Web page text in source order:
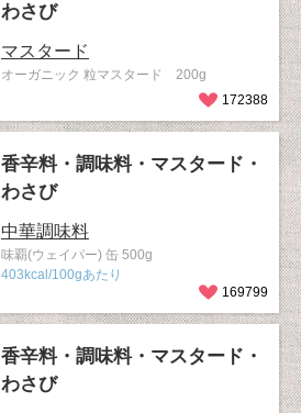
わさび
マスタード
オーガニック 粒マスタード 200g
172388
香辛料・調味料・マスタード・
わさび
中華調味料
味覇(ウェイパー) 缶 500g
403kcal/100gあたり
169799
香辛料・調味料・マスタード・
わさび